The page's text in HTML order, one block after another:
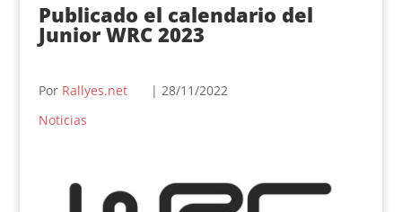
Publicado el calendario del
Junior WRC 2023
Por Rallyes.net
| 28/11/2022
Noticias